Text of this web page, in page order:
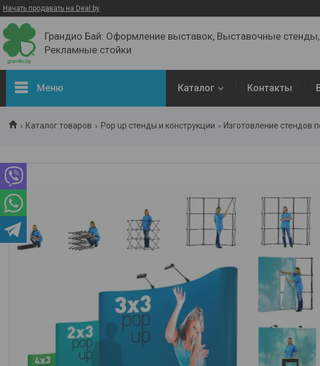
Начать продавать на Deal.by
Грандио Бай: Оформление выставок, Выставочные
Рекламные стойки
Меню
Пресс-Волл
Буклетницы
Рамки / Клик-рамки
Выставочные стенды
Каталог Контакты
Каталог товаров Pop up стенды и конструкции Изготовление стендов